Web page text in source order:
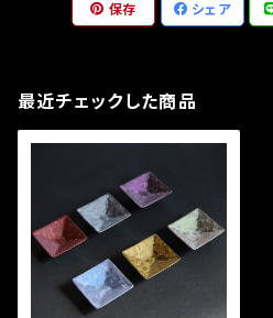
保存 シェア
最近チェックした商品